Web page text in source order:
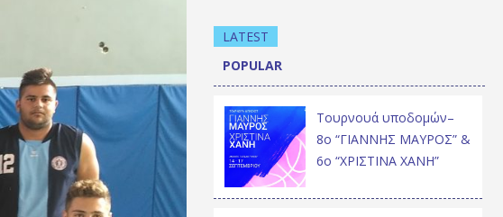
LATEST
POPULAR
Τουρνουά υποδομών–
8ο “ΓΙΑΝΝΗΣ ΜΑΥΡΟΣ” &
6ο “ΧΡΙΣΤΙΝΑ ΧΑΝΗ”